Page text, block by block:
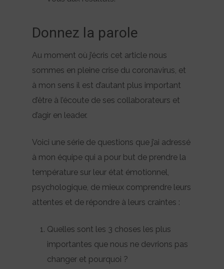
Donnez la parole
Au moment où j’écris cet article nous
sommes en pleine crise du coronavirus, et
à mon sens il est d’autant plus important
d’être à l’écoute de ses collaborateurs et
d’agir en leader.
Voici une série de questions que j’ai adressé
à mon équipe qui a pour but de prendre la
température sur leur état émotionnel,
psychologique, de mieux comprendre leurs
attentes et de répondre à leurs craintes :
Quelles sont les 3 choses les plus
importantes que nous ne devrions pas
changer et pourquoi ?